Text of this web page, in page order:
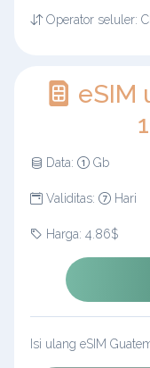
Operator seluler:
eSIM
Data: Gb
Validitas: Hari
Harga: 4.86$
Isi ulang eSIM